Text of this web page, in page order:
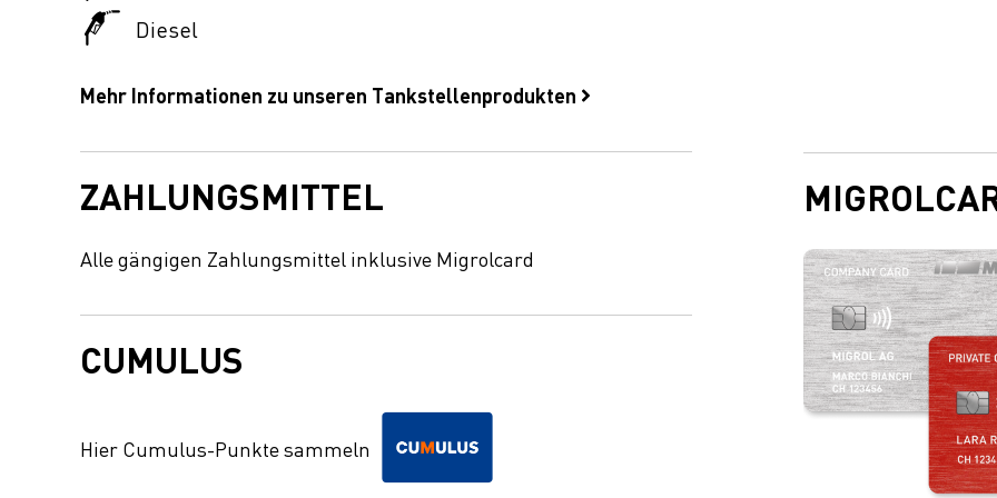
Diesel
Mehr Informationen zu unseren Tankstellenprodukten
ZAHLUNGSMITTEL
Alle gängigen Zahlungsmittel inklusive Migrolcard
CUMULUS
Hier Cumulus-Punkte sammeln